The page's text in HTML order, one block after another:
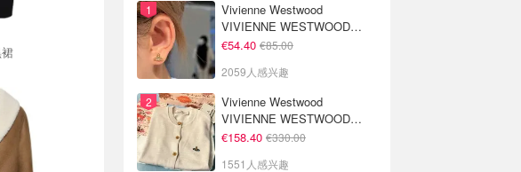
小黑裙
Vivienne Westwood
VIVIENNE WESTWOOD
Nano Solitaire 耳环
€54.40 €85.00
2059人感兴趣
Vivienne Westwood
VIVIENNE WESTWOOD
'Bea' 短款开衫
€158.40 €330.00
1551人感兴趣